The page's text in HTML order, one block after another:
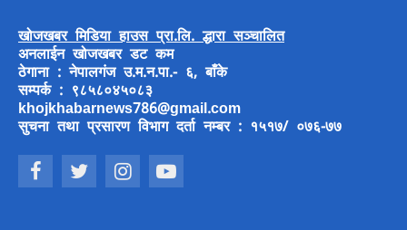
खोजखबर मिडिया हाउस प्रा.लि. द्धारा सञ्चालित
अनलाईन खोजखबर डट कम
ठेगाना : नेपालगंज उ.म.न.पा.- ६, बाँके
सम्पर्क : ९८५८०४५०८३
khojkhabarnews786@gmail.com
सुचना तथा प्रसारण विभाग दर्ता नम्बर : १५१७/ ०७६-७७